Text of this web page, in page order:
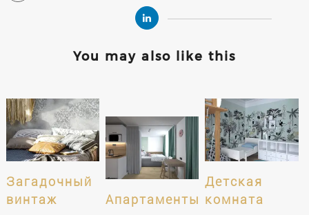
You may also like this
Загадочный
винтаж
Апартаменты
Детская
комната